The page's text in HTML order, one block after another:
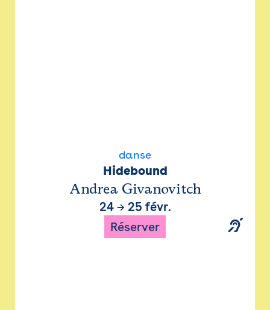
danse
Hidebound
Andrea Givanovitch
24→ 25 févr.
Réserver